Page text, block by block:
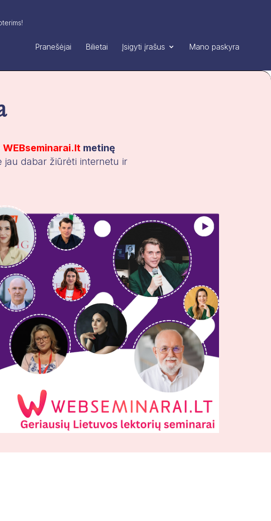
Pranešėjai Bilietai Įsigyti įrašus Mano paskyra
WEBseminarai.lt metinę
jau dabar žiūrėti internetu ir